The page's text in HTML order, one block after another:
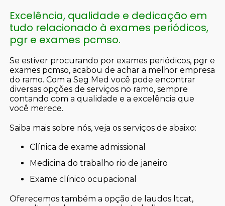
Excelência, qualidade e dedicação em
tudo relacionado à exames periódicos,
pgr e exames pcmso.
Se estiver procurando por exames periódicos, pgr e
exames pcmso, acabou de achar a melhor empresa
do ramo. Com a Seg Med você pode encontrar
diversas opções de serviços no ramo, sempre
contando com a qualidade e a excelência que
você merece.
Saiba mais sobre nós, veja os serviços de abaixo:
clínica de exame admissional
medicina do trabalho rio de janeiro
exame clínico ocupacional
Oferecemos também a opção de laudos ltcat,